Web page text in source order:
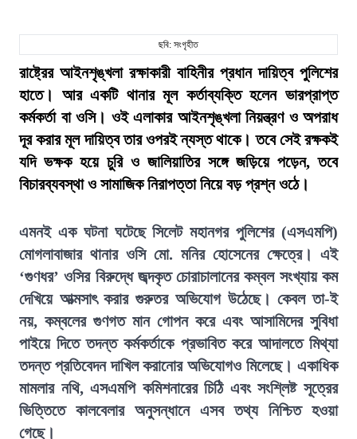
ছবি: সংগৃহীত
রাষ্ট্রের আইনশৃঙ্খলা রক্ষাকারী বাহিনীর প্রধান দায়িত্ব পুলিশের
হাতে। আর একটি থানার মূল কর্তাব্যক্তি হলেন ভারপ্রাপ্ত
কর্মকর্তা বা ওসি। ওই এলাকার আইনশৃঙ্খলা নিয়ন্ত্রণ ও অপরাধ
দূর করার মূল দায়িত্ব তার ওপরই ন্যস্ত থাকে। তবে সেই রক্ষকই
যদি ভক্ষক হয়ে চুরি ও জালিয়াতির সঙ্গে জড়িয়ে পড়েন, তবে
বিচারব্যবস্থা ও সামাজিক নিরাপত্তা নিয়ে বড় প্রশ্ন ওঠে।
এমনই এক ঘটনা ঘটেছে সিলেট মহানগর পুলিশের (এসএমপি)
মোগলাবাজার থানার ওসি মো. মনির হোসেনের ক্ষেত্রে। এই
‘গুণধর’ ওসির বিরুদ্ধে জব্দকৃত চোরাচালানের কম্বল সংখ্যায় কম
দেখিয়ে আত্মসাৎ করার গুরুতর অভিযোগ উঠেছে। কেবল তা-ই
নয়, কম্বলের গুণগত মান গোপন করে এবং আসামিদের সুবিধা
পাইয়ে দিতে তদন্ত কর্মকর্তাকে প্রভাবিত করে আদালতে মিথ্যা
তদন্ত প্রতিবেদন দাখিল করানোর অভিযোগও মিলেছে। একাধিক
মামলার নথি, এসএমপি কমিশনারের চিঠি এবং সংশ্লিষ্ট সূত্রের
ভিত্তিতে কালবেলার অনুসন্ধানে এসব তথ্য নিশ্চিত হওয়া
গেছে।